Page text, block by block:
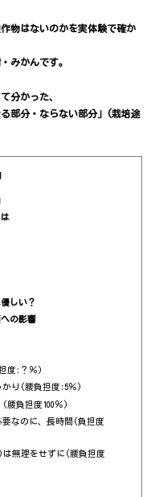
物はないのかを実体験で確か
みかんです。
分かった、
部分・ならない部分」(栽培途
しい？
の影響
度:？％)
かり(腰負担度:5％)
腰負担度100％)
なのに、長時間(負担度
無理をせずに(腰負担度